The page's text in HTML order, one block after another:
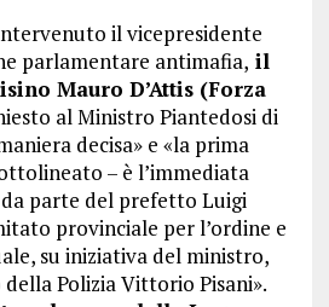
il vicepresidente
parlamentare antimafia, il
Mauro D’Attis (Forza
al Ministro Piantedosi di
decisa» e «la prima
– è l’immediata
parte del prefetto Luigi
provinciale per l’ordine e
su iniziativa del ministro,
Polizia Vittorio Pisani».